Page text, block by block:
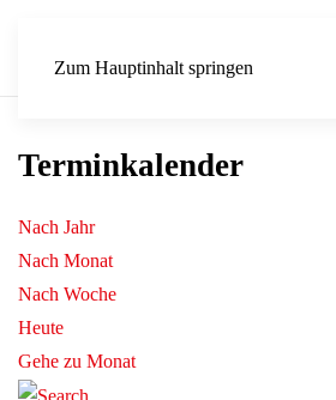
Zum Hauptinhalt springen
Terminkalender
Nach Jahr
Nach Monat
Nach Woche
Heute
Gehe zu Monat